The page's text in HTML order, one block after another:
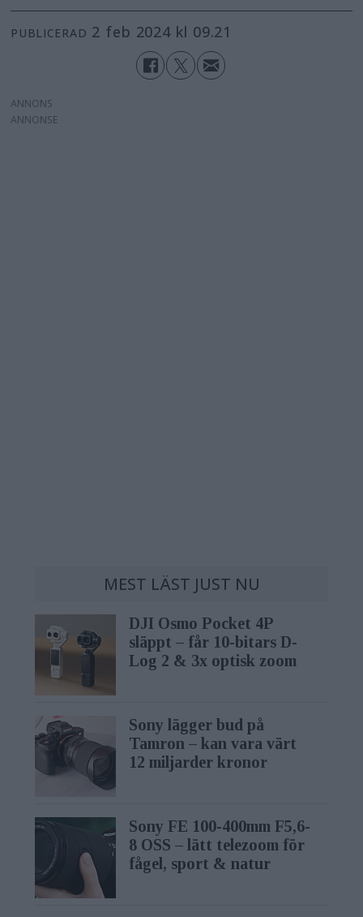
PUBLICERAD 2 feb 2024 kl 09.21
ANNONS
MEST LÄST JUST NU
DJI Osmo Pocket 4P
släppt – får 10-bitars D-
Log 2 & 3x optisk zoom
Sony lägger bud på
Tamron – kan vara värt
12 miljarder kronor
Sony FE 100-400mm F5,6-
8 OSS – lätt telezoom för
fågel, sport & natur